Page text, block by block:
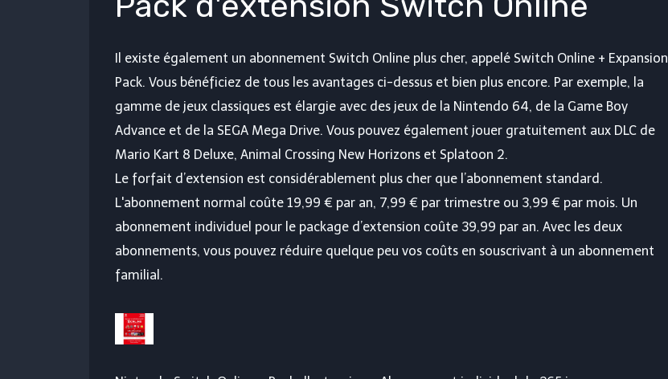
Il existe également un abonnement Switch Online plus cher, appelé Switch Online + Expansion
Pack. Vous bénéficiez de tous les avantages ci-dessus et bien plus encore. Par exemple, la
gamme de jeux classiques est élargie avec des jeux de la Nintendo 64, de la Game Boy
Advance et de la SEGA Mega Drive. Vous pouvez également jouer gratuitement aux DLC de
Mario Kart 8 Deluxe, Animal Crossing New Horizons et Splatoon 2.
Le forfait d’extension est considérablement plus cher que l’abonnement standard.
L'abonnement normal coûte 19,99 € par an, 7,99 € par trimestre ou 3,99 € par mois. Un
abonnement individuel pour le package d’extension coûte 39,99 par an. Avec les deux
abonnements, vous pouvez réduire quelque peu vos coûts en souscrivant à un abonnement
familial.